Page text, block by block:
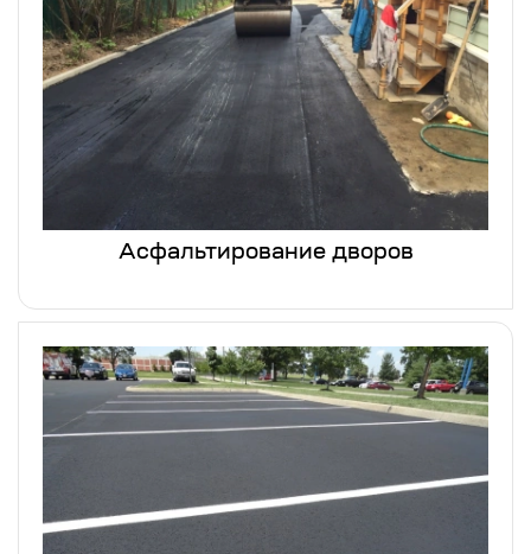
Асфальтирование дворов